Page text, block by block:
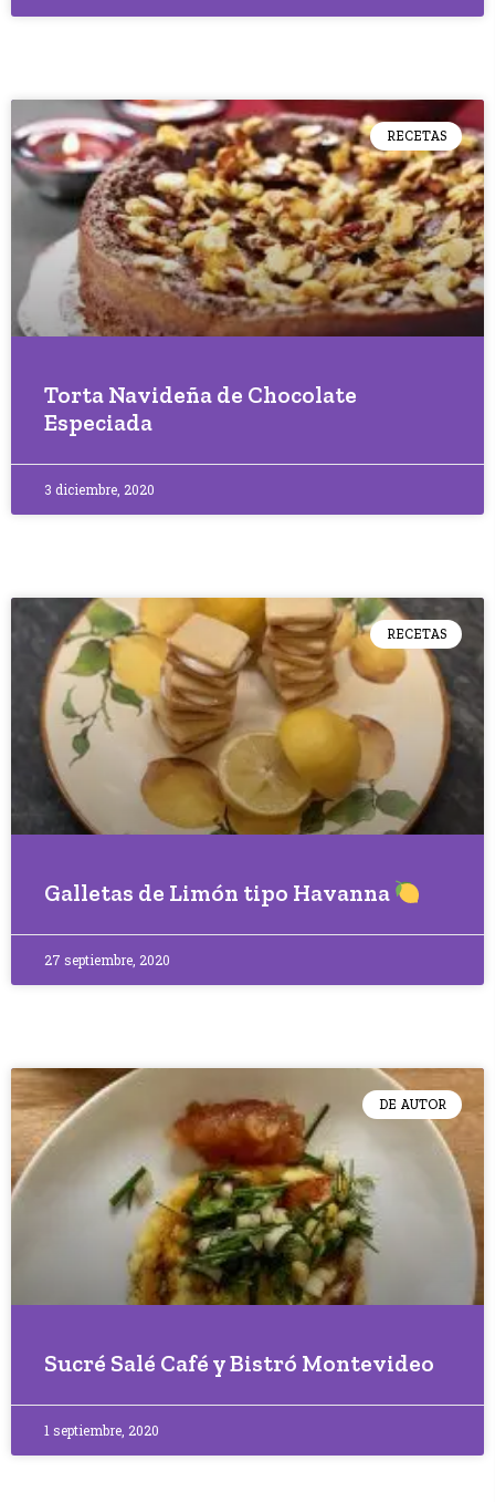
RECETAS
Torta Navideña de Chocolate
Especiada
3 diciembre, 2020
RECETAS
Galletas de Limón tipo Havanna
27 septiembre, 2020
DE AUTOR
Sucré Salé Café y Bistró Montevideo
1 septiembre, 2020